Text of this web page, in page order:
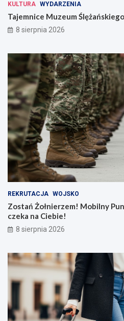
KULTURA WYDARZENIA
Tajemnice Muzeum
8 sierpnia 2026
REKRUTACJA WOJSKO
Zostań Żołnierzem! Mobilny
czeka na Ciebie!
8 sierpnia 2026